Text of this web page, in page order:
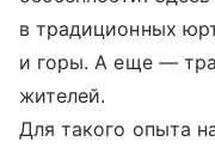
в традиционных
и горы. А еще —
жителей.
Для такого опыта